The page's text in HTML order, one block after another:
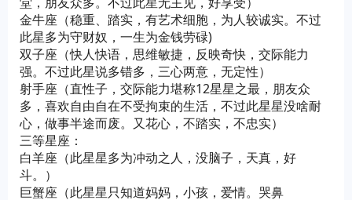
金牛座（稳重、踏实，有艺术细胞，为人较诚实。不过
此星多为守财奴，一生为金钱劳碌)
双子座（快人快语，思维敏捷，反映奇快，交际能力
强。不过此星说多错多，三心两意，无定性）
射手座（直性子，交际能力堪称12星星之最，朋友众
多，喜欢自由自在不受拘束的生活，不过此星星没啥耐
心，做事半途而废。又花心，不踏实，不忠实）
三等星座：
白羊座（此星星多为冲动之人，没脑子，天真，好
斗。）
巨蟹座（此星星只知道妈妈，小孩，爱情。哭鼻